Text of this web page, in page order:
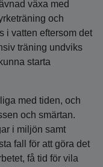
växa med
och
i vatten eftersom det
träning undviks
starta
med tiden, och
och smärtan.
i miljön samt
fall för att göra det
få tid för vila